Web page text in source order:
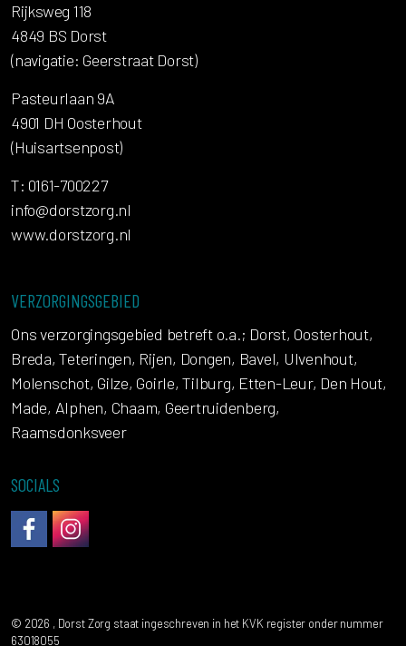
Rijksweg 118
4849 BS Dorst
(navigatie: Geerstraat Dorst)
Pasteurlaan 9A
4901 DH Oosterhout
(Huisartsenpost)
T: 0161-700227
info@dorstzorg.nl
www.dorstzorg.nl
VERZORGINGSGEBIED
Ons verzorgingsgebied betreft o.a.; Dorst, Oosterhout,
Breda, Teteringen, Rijen, Dongen, Bavel, Ulvenhout,
Molenschot, Gilze, Goirle, Tilburg, Etten-Leur, Den Hout,
Made, Alphen, Chaam, Geertruidenberg,
Raamsdonksveer
SOCIALS
© 2026 , Dorst Zorg staat ingeschreven in het KVK register onder nummer
63018055